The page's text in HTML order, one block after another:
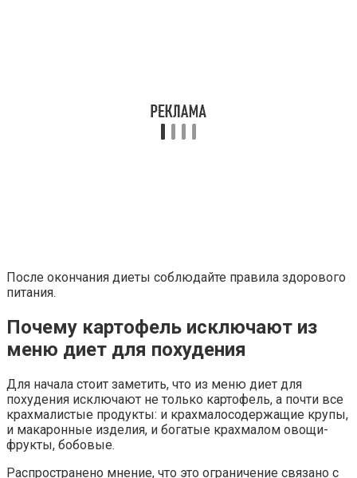
После окончания диеты соблюдайте правила здорового
питания.
Почему картофель исключают из
меню диет для похудения
Для начала стоит заметить, что из меню диет для
похудения исключают не только картофель, а почти все
крахмалистые продукты: и крахмалосодержащие крупы,
и макаронные изделия, и богатые крахмалом овощи-
фрукты, бобовые.
Распространено мнение, что это ограничение связано с